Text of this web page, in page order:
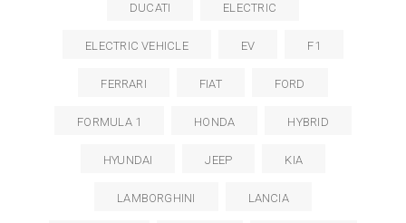
DUCATI ELECTRIC
ELECTRIC VEHICLE EV F1
FERRARI FIAT FORD
FORMULA 1 HONDA HYBRID
HYUNDAI JEEP KIA
LAMBORGHINI LANCIA